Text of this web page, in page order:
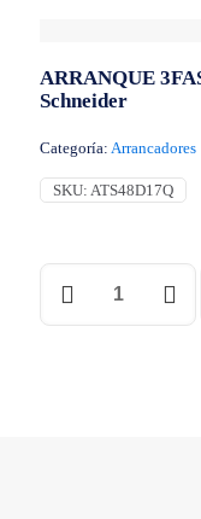
ARRANQUE
Schneider
Categoría: Arrancadores
SKU: ATS48D17Q
ARRANQUE
17A